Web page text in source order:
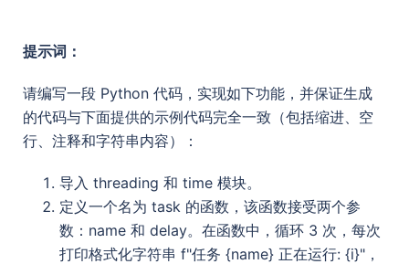
提示词：
请编写一段 Python 代码，实现如下功能，并保证生成
的代码与下面提供的示例代码完全一致（包括缩进、空
行、注释和字符串内容）：
导入 threading 和 time 模块。
定义一个名为 task 的函数，该函数接受两个参
数：name 和 delay。在函数中，循环 3 次，每次
打印格式化字符串 f"任务 {name} 正在运行: {i}"，